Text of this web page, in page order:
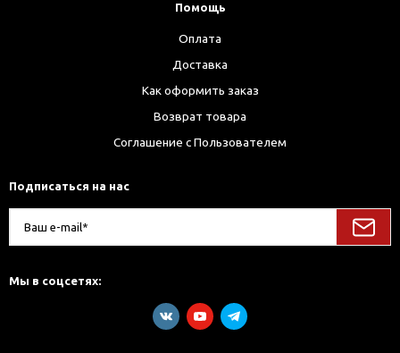
Помощь
Оплата
Доставка
Как оформить заказ
Возврат товара
Соглашение с Пользователем
Подписаться на нас
Мы в соцсетях: